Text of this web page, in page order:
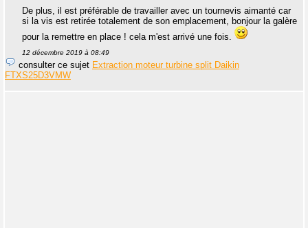
De plus, il est préférable de travailler avec un tournevis aimanté car
si la vis est retirée totalement de son emplacement, bonjour la galère
pour la remettre en place ! cela m'est arrivé une fois.
12 décembre 2019 à 08:49
consulter ce sujet Extraction moteur turbine split Daikin
FTXS25D3VMW